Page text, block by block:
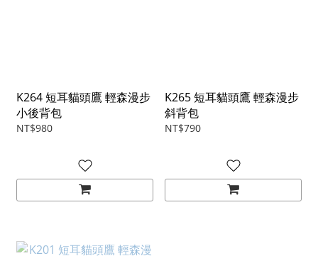
K264 短耳貓頭鷹 輕森漫步
小後背包
NT$980
K265 短耳貓頭鷹 輕森漫步
斜背包
NT$790